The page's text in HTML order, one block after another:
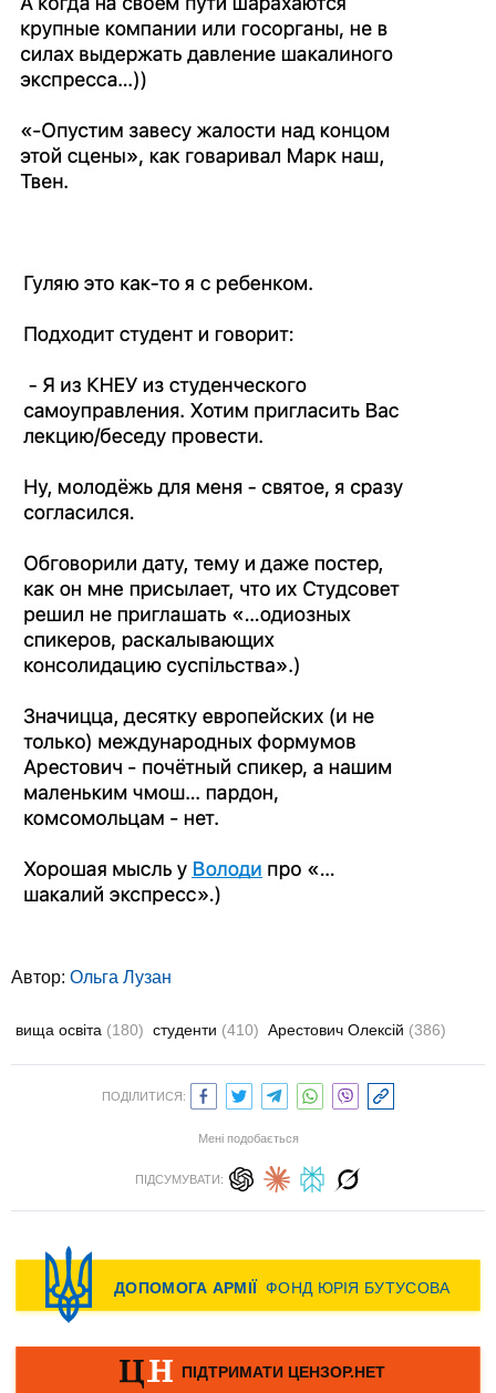
Автор: Ольга Лузан
вища освіта (180) студенти (410) Арестович Олексій (386)
ПОДІЛИТИСЯ:
Мені подобається
ПІДСУМУВАТИ: